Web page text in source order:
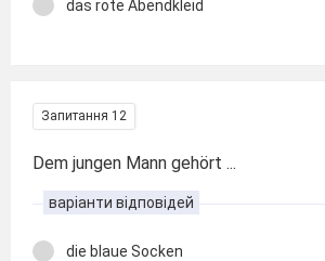
das rote Abendkleid
Запитання 12
Dem jungen Mann gehört ...
варіанти відповідей
die blaue Socken